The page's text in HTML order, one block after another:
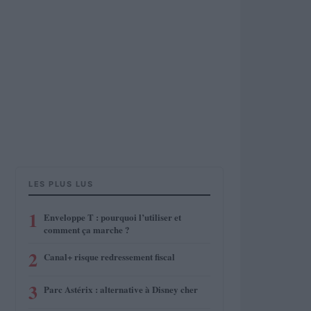
LES PLUS LUS
1
Enveloppe T : pourquoi l’utiliser et
comment ça marche ?
2 Canal+ risque redressement fiscal
3 Parc Astérix : alternative à Disney cher